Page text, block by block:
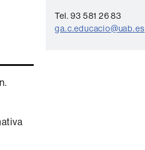
c
t
Tel. 93 581 26 83
ga.c.educacio@uab.es